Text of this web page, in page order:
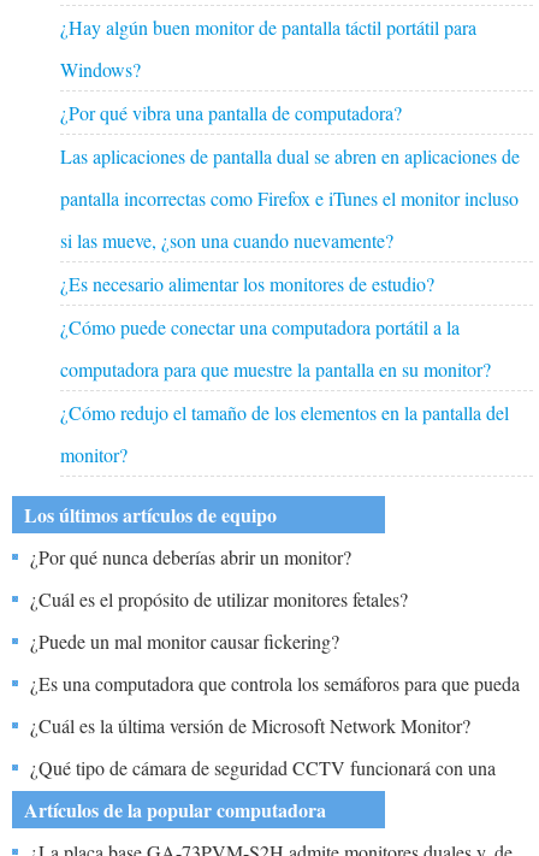
¿Hay algún buen monitor de pantalla táctil portátil para
Windows?
¿Por qué vibra una pantalla de computadora?
Las aplicaciones de pantalla dual se abren en aplicaciones de
pantalla incorrectas como Firefox e iTunes el monitor incluso
si las mueve, ¿son una cuando nuevamente?
¿Es necesario alimentar los monitores de estudio?
¿Cómo puede conectar una computadora portátil a la
computadora para que muestre la pantalla en su monitor?
¿Cómo redujo el tamaño de los elementos en la pantalla del
monitor?
Los últimos artículos de equipo
¿Por qué nunca deberías abrir un monitor?
¿Cuál es el propósito de utilizar monitores fetales?
¿Puede un mal monitor causar fickering?
¿Es una computadora que controla los semáforos para que pueda
conducir para trabajar?
¿Cuál es la última versión de Microsoft Network Monitor?
¿Qué tipo de cámara de seguridad CCTV funcionará con una
computadora portátil promedio?
Artículos de la popular computadora